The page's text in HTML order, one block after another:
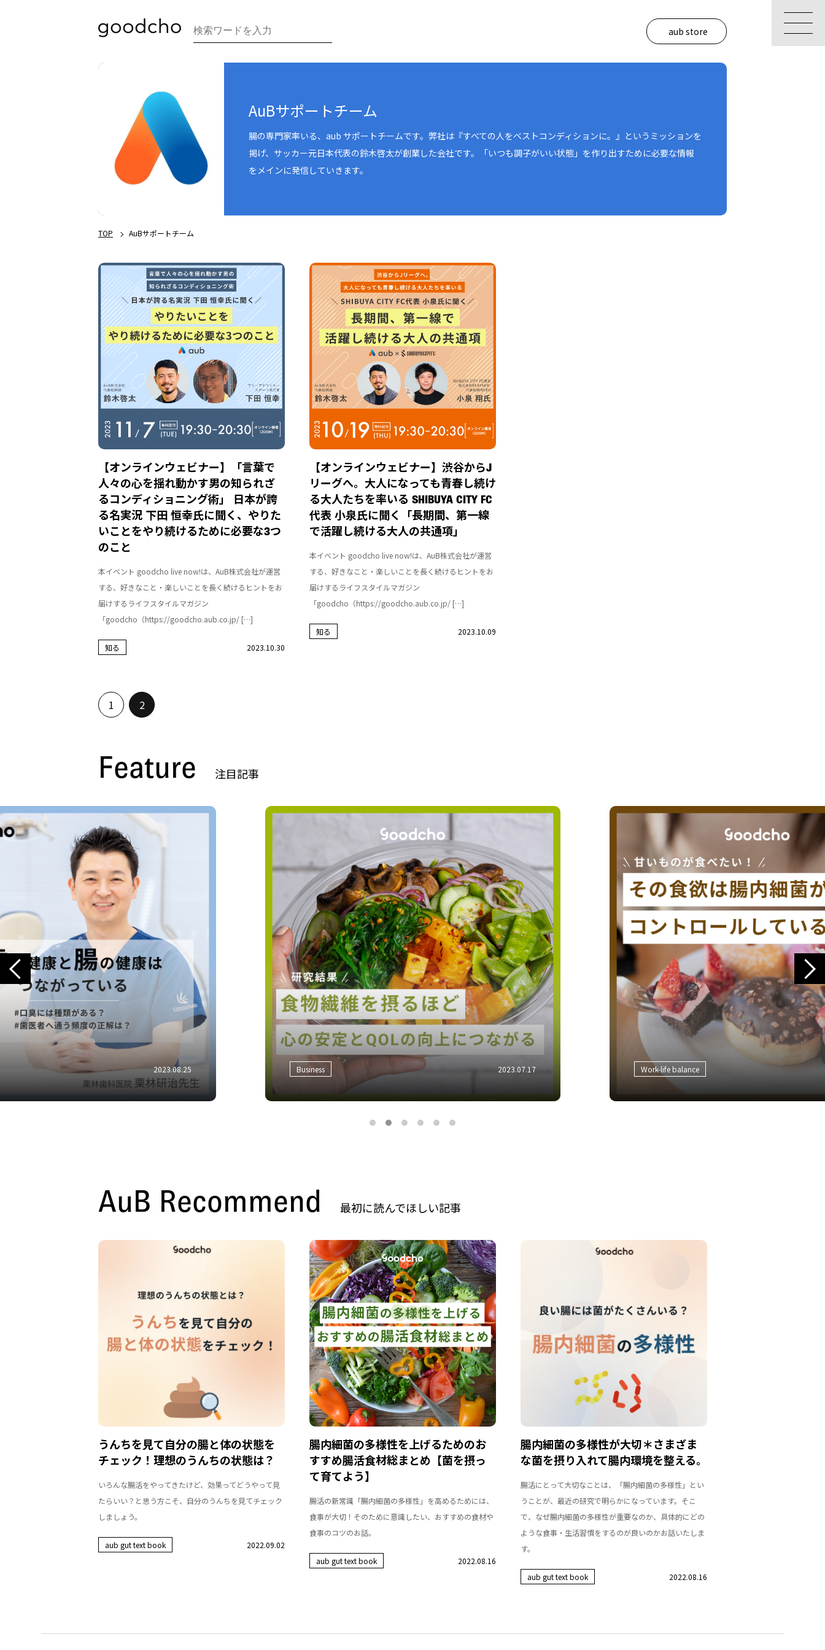
aub store
AuBサポートチーム
腸の専門家率いる、aub サポートチームです。弊社は『すべての人をベストコンディションに。』というミッションを
掲げ、サッカー元日本代表の鈴木啓太が創業した会社です。「いつも調子がいい状態」を作り出すために必要な情報
をメインに発信していきます。
TOP AuBサポートチーム
【オンラインウェビナー】「言葉で
人々の心を揺れ動かす男の知られざ
るコンディショニング術」 日本が誇
る名実況 下田 恒幸氏に聞く、やりた
いことをやり続けるために必要な3つ
のこと
本イベント goodcho live now!は、AuB株式会社が運営
する、好きなこと・楽しいことを長く続けるヒントをお
届けするライフスタイルマガジン
「goodcho（https://goodcho.aub.co.jp/ […]
知る 2023.10.30
【オンラインウェビナー】渋谷からJ
リーグへ。大人になっても青春し続け
る大人たちを率いる SHIBUYA CITY FC
代表 小泉氏に聞く「長期間、第一線
で活躍し続ける大人の共通項」
本イベント goodcho live now!は、AuB株式会社が運営
する、好きなこと・楽しいことを長く続けるヒントをお
届けするライフスタイルマガジン
「goodcho（https://goodcho.aub.co.jp/ […]
知る 2023.10.09
1 2
Feature 注目記事
Previous
Work-life balance 2023.05.24 Work-life balance
Next
AuB Recommend 最初に読んでほしい記事
うんちを見て自分の腸と体の状態を
チェック！理想のうんちの状態は？
いろんな腸活をやってきたけど、効果ってどうやって見
たらいい？と思う方こそ、自分のうんちを見てチェック
しましょう。
aub gut text book 2022.09.02
腸内細菌の多様性を上げるためのお
すすめ腸活食材総まとめ【菌を摂っ
て育てよう】
腸活の新常識「腸内細菌の多様性」を高めるためには、
食事が大切！そのために意識したい、おすすめの食材や
食事のコツのお話。
aub gut text book 2022.08.16
腸内細菌の多様性が大切＊さまざま
な菌を摂り入れて腸内環境を整える。
腸活にとって大切なことは、「腸内細菌の多様性」とい
うことが、最近の研究で明らかになっています。そこ
で、なぜ腸内細菌の多様性が重要なのか、具体的にどの
ような食事・生活習慣をするのが良いのかお話いたしま
す。
aub gut text book 2022.08.16